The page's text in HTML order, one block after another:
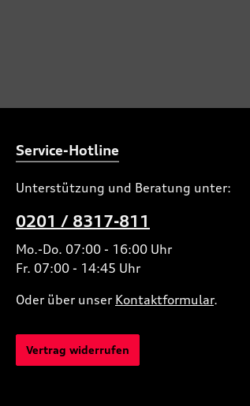
Service-Hotline
Unterstützung und Beratung unter:
0201 / 8317-811
Mo.-Do. 07:00 - 16:00 Uhr
Fr. 07:00 - 14:45 Uhr
Oder über unser Kontaktformular.
Vertrag widerrufen